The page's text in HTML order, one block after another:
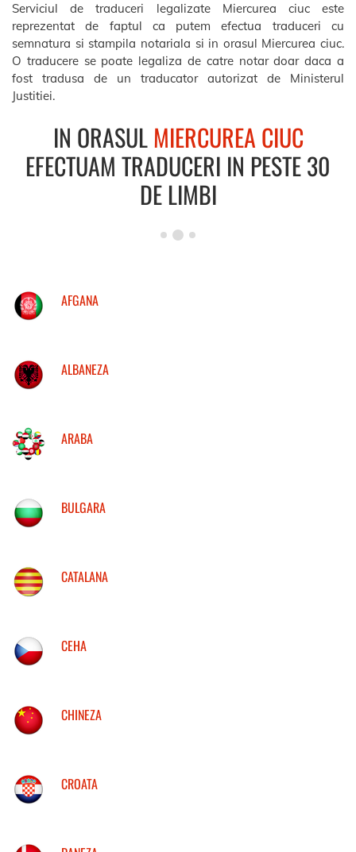
Serviciul de traduceri legalizate Miercurea ciuc este
reprezentat de faptul ca putem efectua traduceri cu
semnatura si stampila notariala si in orasul Miercurea ciuc.
O traducere se poate legaliza de catre notar doar daca a
fost tradusa de un traducator autorizat de Ministerul
Justitiei.
IN ORASULMIERCUREA CIUC
EFECTUAM TRADUCERI IN PESTE 30
DE LIMBI
AFGANA
ALBANEZA
ARABA
BULGARA
CATALANA
CEHA
CHINEZA
CROATA